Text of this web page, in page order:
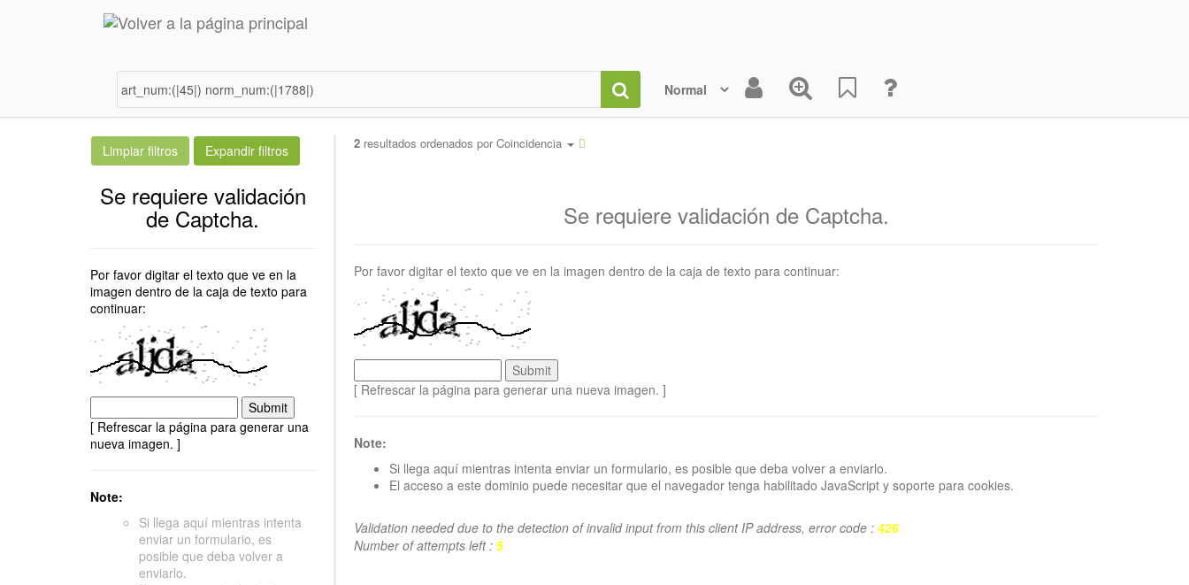
Se requiere validación
de Captcha.
Por favor digitar el texto que ve en la
imagen dentro de la caja de texto para
continuar:
[ Refrescar la página para generar una
nueva imagen. ]
Note:
Si llega aquí mientras intenta
enviar un formulario, es
posible que deba volver a
enviarlo.
2resultados ordenados por Coincidencia
Se requiere validación de Captcha.
Por favor digitar el texto que ve en la imagen dentro de la caja de texto para continuar:
[ Refrescar la página para generar una nueva imagen. ]
Note:
Si llega aquí mientras intenta enviar un formulario, es posible que deba volver a enviarlo.
El acceso a este dominio puede necesitar que el navegador tenga habilitado JavaScript y soporte para cookies.
Validation needed due to the detection of invalid input from this client IP address, error code : 426
Number of attempts left : 5